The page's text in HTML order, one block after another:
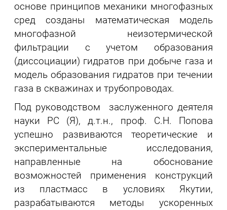
основе принципов механики многофазных
сред созданы математическая модель
многофазной неизотермической
фильтрации с учетом образования
(диссоциации) гидратов при добыче газа и
модель образования гидратов при течении
газа в скважинах и трубопроводах.
Под руководством заслуженного деятеля
науки РС (Я), д.т.н., проф. С.Н. Попова
успешно развиваются теоретические и
экспериментальные исследования,
направленные на обоснование
возможностей применения конструкций
из пластмасс в условиях Якутии,
разрабатываются методы ускоренных